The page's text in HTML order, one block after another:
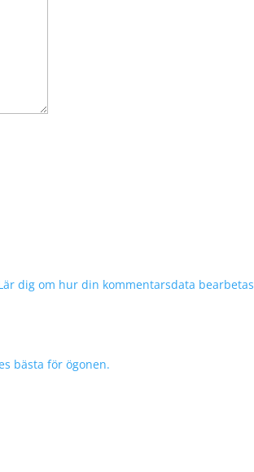
dig om hur din kommentarsdata bearbetas
bästa för ögonen.